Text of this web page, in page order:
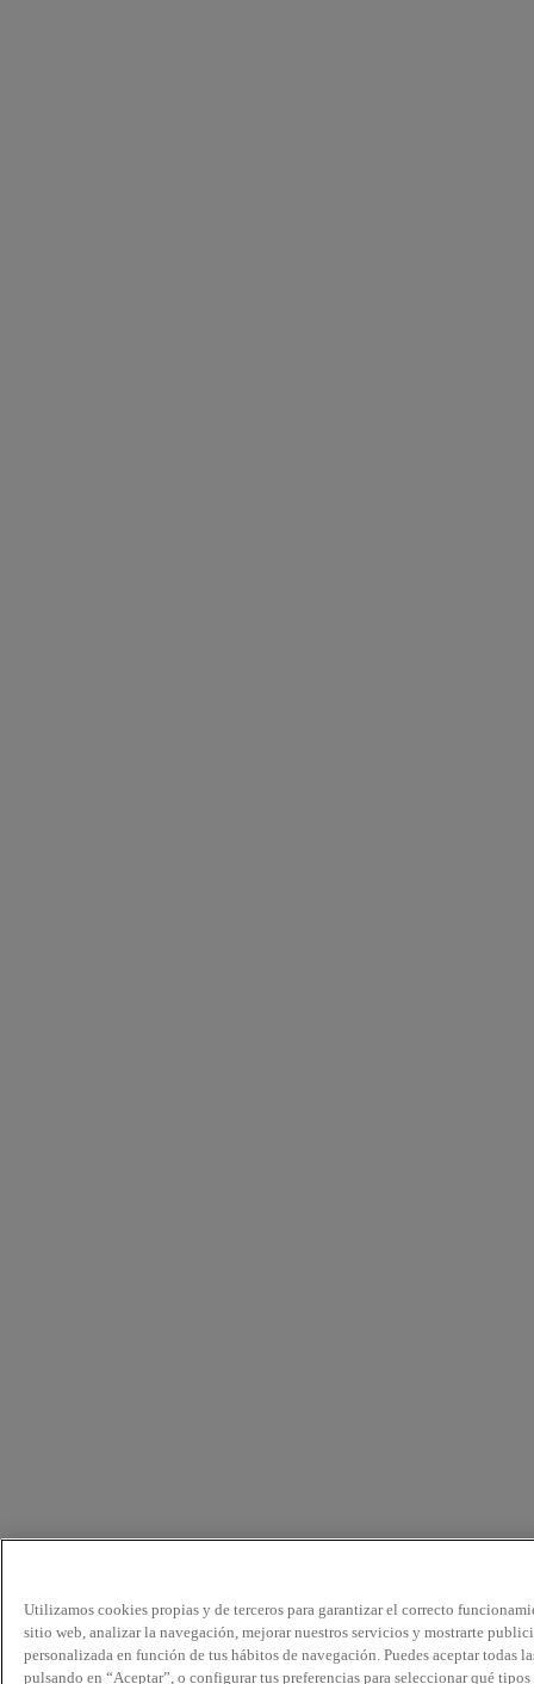
Utilizamos cookies propias y de terceros para garantizar el correcto
sitio web, analizar la navegación, mejorar nuestros servicios y mostrarte
personalizada en función de tus hábitos de navegación. Puedes aceptar todas
pulsando en “Aceptar”, o configurar tus preferencias para seleccionar qué tipos